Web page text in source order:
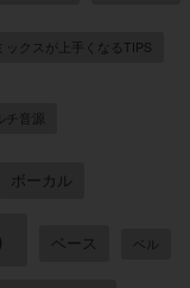
ミックスが上手くなるTIPS
チ音源
ボーカル
ベース ベル